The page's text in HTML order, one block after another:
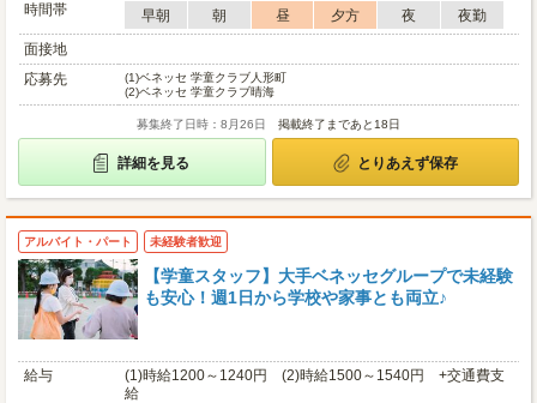
時間帯
早朝 朝 昼 夕方 夜
夜勤
面接地
応募先
(1)ベネッセ 学童クラブ人形町
(2)ベネッセ 学童クラブ晴海
募集終了日時：8月26日 掲載終了まであと18日
詳細を見る とりあえず保存
アルバイト・パート 未経験者歓迎
【学童スタッフ】大手ベネッセグループで未経験
も安心！週1日から学校や家事とも両立♪
給与
(1)時給1200～1240円 (2)時給1500～1540円 +交通費支
給